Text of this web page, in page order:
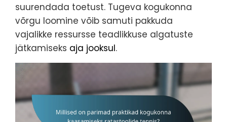
suurendada toetust. Tugeva kogukonna
võrgu loomine võib samuti pakkuda
vajalikke ressursse teadlikkuse algatuste
jätkamiseks aja jooksul.